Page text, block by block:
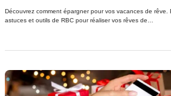
Découvrez comment épargner pour vos vacances de rêve.
astuces et outils de RBC pour réaliser vos rêves de…